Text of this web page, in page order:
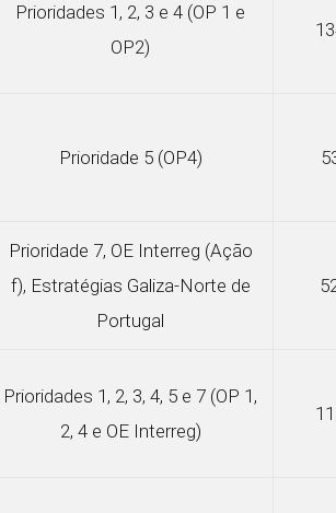
Prioridades 1, 2, 3 e 4 (OP 1 e
OP2)
Prioridade 5 (OP4)
Prioridade 7, OE Interreg (Ação
f), Estratégias Galiza-Norte de
Portugal
Prioridades 1, 2, 3, 4, 5 e 7 (OP 1,
2, 4 e OE Interreg)